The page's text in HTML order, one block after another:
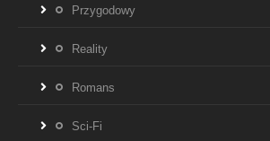
Przygodowy
Reality
Romans
Sci-Fi